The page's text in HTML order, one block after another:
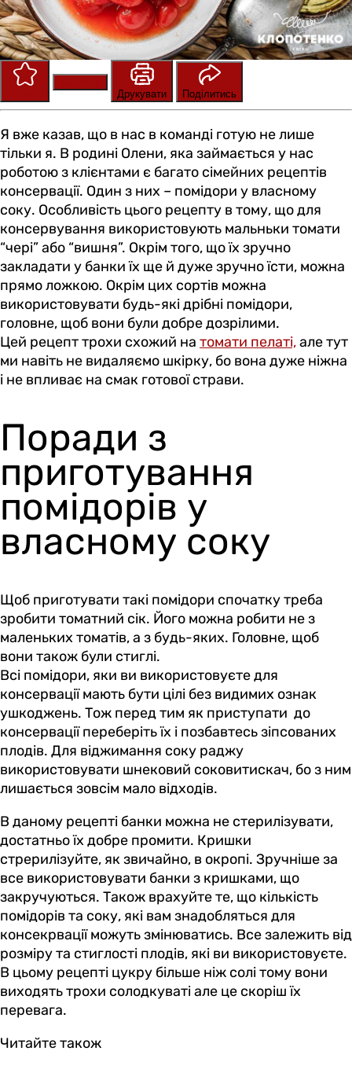
Друкувати
Поділитись
Я вже казав, що в нас в команді готую не лише
тільки я. В родині Олени, яка займається у нас
роботою з клієнтами є багато сімейних рецептів
консервації. Один з них – помідори у власному
соку. Особливість цього рецепту в тому, що для
консервування використовують мальньки томати
“чері” або “вишня”. Окрім того, що їх зручно
закладати у банки їх ще й дуже зручно їсти, можна
прямо ложкою. Окрім цих сортів можна
використовувати будь-які дрібні помідори,
головне, щоб вони були добре дозрілими.
Цей рецепт трохи схожий на томати пелаті,але тут
ми навіть не видаляємо шкірку, бо вона дуже ніжна
і не впливає на смак готової страви.
Поради з
приготування
помідорів у
власному соку
Щоб приготувати такі помідори спочатку треба
зробити томатний сік. Його можна робити не з
маленьких томатів, а з будь-яких. Головне, щоб
вони також були стиглі.
Всі помідори, яки ви використовуєте для
консервації мають бути цілі без видимих ознак
ушкоджень. Тож перед тим як приступати до
консервації переберіть їх і позбавтесь зіпсованих
плодів. Для віджимання соку раджу
використовувати шнековий соковитискач, бо з ним
лишається зовсім мало відходів.
В даному рецепті банки можна не стерилізувати,
достатньо їх добре промити. Кришки
стрерилізуйте, як звичайно, в окропі. Зручніше за
все використовувати банки з кришками, що
закручуються. Також врахуйте те, що кількість
помідорів та соку, які вам знадобляться для
консекрвації можуть змінюватись. Все залежить від
розміру та стиглості плодів, які ви використовуєте.
В цьому рецепті цукру більше ніж солі тому вони
виходять трохи солодкуваті але це скоріш їх
перевага.
Читайте також